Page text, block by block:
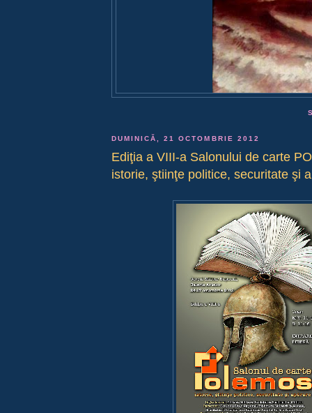
DUMINICĂ, 21 OCTOMBRIE 2012
Ediţia a VIII-a Salonului de carte
istorie, ştiinţe politice, securitate şi